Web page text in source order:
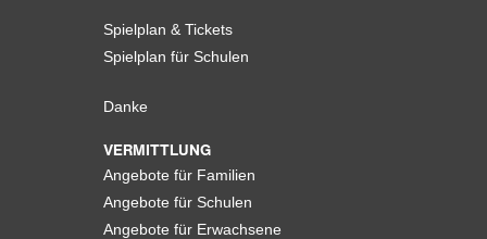
Spielplan & Tickets
Spielplan für Schulen
Danke
VERMITTLUNG
Angebote für Familien
Angebote für Schulen
Angebote für Erwachsene